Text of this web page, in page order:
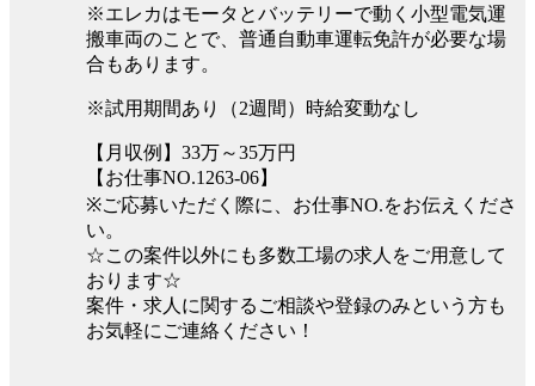
※エレカはモータとバッテリーで動く小型電気運
搬車両のことで、普通自動車運転免許が必要な場
合もあります。
※試用期間あり（2週間）時給変動なし
【月収例】33万～35万円
【お仕事NO.1263-06】
※ご応募いただく際に、お仕事NO.をお伝えくださ
い。
☆この案件以外にも多数工場の求人をご用意して
おります☆
案件・求人に関するご相談や登録のみという方も
お気軽にご連絡ください！